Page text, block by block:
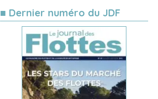
■ Dernier numéro du JDF